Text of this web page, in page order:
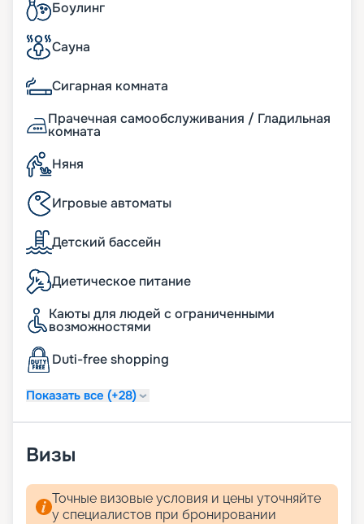
Боулинг
Сауна
Сигарная комната
Прачечная самообслуживания / Гладильная
комната
Няня
Игровые автоматы
Детский бассейн
Диетическое питание
Каюты для людей с ограниченными
возможностями
Duti-free shopping
Показать все (+28)
Визы
Точные визовые условия и цены уточняйте
у специалистов при бронировании